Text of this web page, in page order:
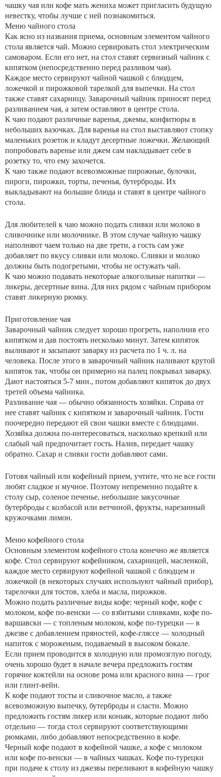
чашку чая или кофе мать жениха может пригласить будущую
невестку, чтобы лучше с ней познакомиться.
Меню чайного стола
Как ясно из названия приема, основным элементом чайного
стола является чай. Можно сервировать стол электрическим
самоваром. Если его нет, на стол ставят сервизный чайник с
кипятком (непосредственно перед разливом чая).
Каждое место сервируют чайной чашкой с блюдцем,
ложечкой и пирожковой тарелкой для выпечки. На стол
также ставят сахарницу. Заварочный чайник приносят перед
разливанием чая, а затем оставляют в центре стола.
К чаю подают различные варенья, джемы, конфитюры в
небольших вазочках. Для варенья на стол выставляют стопку
маленьких розеток и кладут десертные ложечки. Желающий
попробовать варенье или джем сам накладывает себе в
розетку то, что ему захочется.
К чаю также подают всевозможные пирожные, булочки,
пироги, пирожки, торты, печенья, бутерброды. Их
выкладывают на большие блюда и ставят в центре чайного
стола.
Для любителей к чаю можно подать сливки или молоко в
сливочнике или молочнике. В этом случае чайную чашку
наполняют чаем только на две трети, а гость сам уже
добавляет по вкусу сливки или молоко. Сливки и молоко
должны быть подогретыми, чтобы не остужать чай.
К чаю можно подавать некоторые алкогольные напитки —
ликеры, десертные вина. Для них рядом с чайным прибором
ставят ликерную рюмку.
Приготовление чая
Заварочный чайник следует хорошо прогреть, наполнив его
кипятком и дав постоять несколько минут. Затем кипяток
выливают и засыпают заварку из расчета по 1 ч. л. на
человека. После этого в заварочный чайник наливают крутой
кипяток так, чтобы он примерно на палец покрывал заварку.
Дают настояться 5-7 мин., потом добавляют кипяток до двух
третей объема чайника.
Разливание чая — обычно обязанность хозяйки. Справа от
нее ставят чайник с кипятком и заварочный чайник. Гости
поочередно передают ей свои чашки вместе с блюдцами.
Хозяйка должна по-интересоваться, насколько крепкий или
слабый чай предпочитает гость. Налив, передает чашку
обратно. Сахар и сливки гости добавляют сами.
Готовя чайный или кофейный прием, учтите, что не все гости
любят сладкое и мучное. Поэтому непременно подайте к
столу сыр, соленое печенье, небольшие закусочные
бутерброды с колбасой или ветчиной, фрукты, нарезанный
кружочками лимон.
Меню кофейного стола
Основным элементом кофейного стола конечно же является
кофе. Стол сервируют кофейником, сахарницей, масленкой,
каждое место сервируют кофейной чашкой с блюдцем и
ложечкой (в некоторых случаях используют чайный прибор),
тарелочки для тостов, хлеба и масла, пирожков.
Можно подать различные виды кофе: черный кофе, кофе с
молоком, кофе по-венски — со взбитыми сливками, кофе по-
варшавски — с топленым молоком, кофе по-турецки — в
джезве с добавлением пряностей, кофе-гляссе — холодный
напиток с мороженым, подаваемый в высоком бокале.
Если прием проводится в холодную или промозглую погоду,
очень хорошо будет в начале вечера предложить гостям
горячие коктейли на основе рома или красного вина — грог
или глинт-вейн.
К кофе подают тосты и сливочное масло, а также
всевозможную выпечку, бутерброды и сласти. Можно
предложить гостям ликер или коньяк, которые подают либо
отдельно — тогда стол сервируют соответствующими
рюмками, либо добавляют непосредственно в кофе.
Черный кофе подают в кофейной чашке, а кофе с молоком
или кофе по-венски — в чайных чашках. Кофе по-турецки
при подаче к столу из джезвы переливают в кофейную чашку